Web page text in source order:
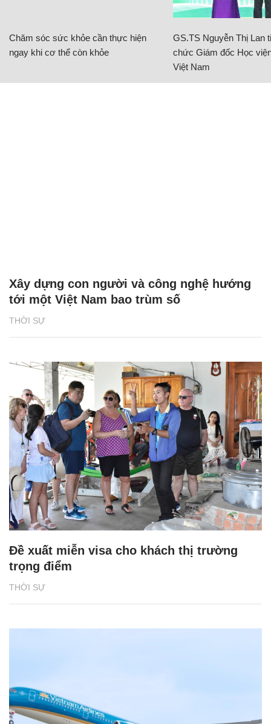
Chăm sóc sức khỏe cần thực hiện
ngay khi cơ thể còn khỏe
GS.TS Nguyễn Thị Lan
chức Giám đốc Học
Việt Nam
THỜI SỰ
Xây dựng con người và công nghệ hướng
tới một Việt Nam bao trùm số
THỜI SỰ
Đề xuất miễn visa cho khách thị trường
trọng điểm